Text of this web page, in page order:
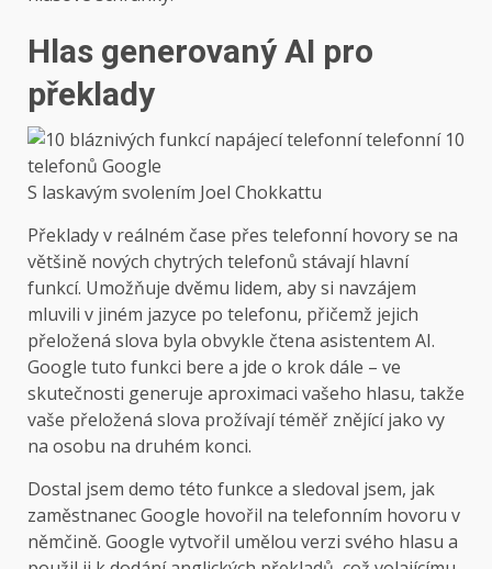
Hlas generovaný AI pro
překlady
S laskavým svolením Joel Chokkattu
Překlady v reálném čase přes telefonní hovory se na
většině nových chytrých telefonů stávají hlavní
funkcí. Umožňuje dvěmu lidem, aby si navzájem
mluvili v jiném jazyce po telefonu, přičemž jejich
přeložená slova byla obvykle čtena asistentem AI.
Google tuto funkci bere a jde o krok dále – ve
skutečnosti generuje aproximaci vašeho hlasu, takže
vaše přeložená slova prožívají téměř znějící jako vy
na osobu na druhém konci.
Dostal jsem demo této funkce a sledoval jsem, jak
zaměstnanec Google hovořil na telefonním hovoru v
němčině. Google vytvořil umělou verzi svého hlasu a